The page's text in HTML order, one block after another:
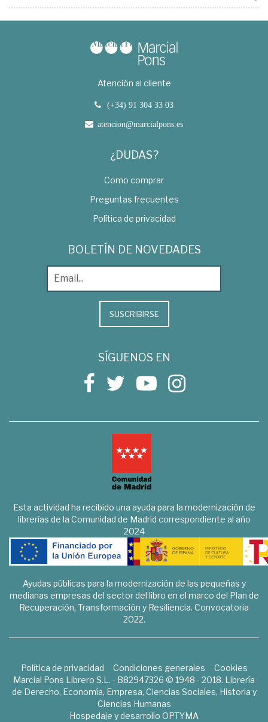
Atención al cliente
(+34) 91 304 33 03
atencion@marcialpons.es
¿DUDAS?
Como comprar
Preguntas frecuentes
Política de privacidad
BOLETÍN DE NOVEDADES
SUSCRIBIRSE
SÍGUENOS EN
Esta actividad ha recibido una ayuda para la modernización de
librerías de la Comunidad de Madrid correspondiente al año
2024
Ayudas públicas para la modernización de las pequeñas y
medianas empresas del sector del libro en el marco del Plan de
Recuperación, Transformación y Resiliencia. Convocatoria
2022.
Política de privacidad Condiciones generales
Cookies
Marcial Pons Librero S.L. - B82947326 © 1948 - 2018. Librería
de Derecho, Economía, Empresa, Ciencias Sociales, Historia y
Ciencias Humanas
Hospedaje y desarrollo OPTYMA